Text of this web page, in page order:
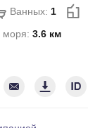
Ванных: 1
моря: 3.6 км